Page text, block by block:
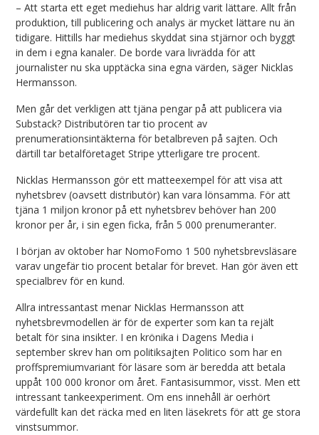
– Att starta ett eget mediehus har aldrig varit lättare. Allt från
produktion, till publicering och analys är mycket lättare nu än
tidigare. Hittills har mediehus skyddat sina stjärnor och byggt
in dem i egna kanaler. De borde vara livrädda för att
journalister nu ska upptäcka sina egna värden, säger Nicklas
Hermansson.
Men går det verkligen att tjäna pengar på att publicera via
Substack? Distributören tar tio procent av
prenumerationsintäkterna för betalbreven på sajten. Och
därtill tar betalföretaget Stripe ytterligare tre procent.
Nicklas Hermansson gör ett matteexempel för att visa att
nyhetsbrev (oavsett distributör) kan vara lönsamma. För att
tjäna 1 miljon kronor på ett nyhetsbrev behöver han 200
kronor per år, i sin egen ficka, från 5 000 prenumeranter.
I början av oktober har NomoFomo 1 500 nyhetsbrevsläsare
varav ungefär tio procent betalar för brevet. Han gör även ett
specialbrev för en kund.
Allra intressantast menar Nicklas Hermansson att
nyhetsbrevmodellen är för de experter som kan ta rejält
betalt för sina insikter. I en krönika i Dagens Media i
september skrev han om politiksajten Politico som har en
proffspremiumvariant för läsare som är beredda att betala
uppåt 100 000 kronor om året. Fantasisummor, visst. Men ett
intressant tankeexperiment. Om ens innehåll är oerhört
värdefullt kan det räcka med en liten läsekrets för att ge stora
vinstsummor.